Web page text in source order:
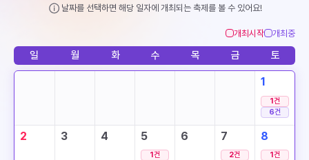
날짜를 선택하면 해당 일자에 개최되는 축제를 볼 수 있어요!
개최시작 개최중
일 월 화 수 목 금 토
1
1건
6건
2 3 4 5
1건
6 7
2건
8
1건